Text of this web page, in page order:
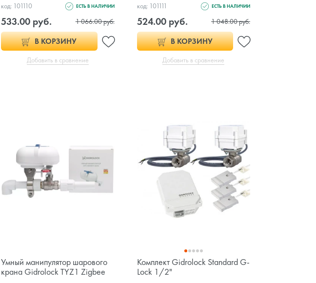
код: 101110 ЕСТЬ В НАЛИЧИИ
533.00 руб. 1 066.00 руб.
В КОРЗИНУ
Добавить в сравнение
код: 101111 ЕСТЬ В НАЛИЧИИ
524.00 руб. 1 048.00 руб.
В КОРЗИНУ
Добавить в сравнение
Умный манипулятор шарового
крана Gidrolock TYZ1 Zigbee
Комплект Gidrоlock Standard G-
Lock 1/2"